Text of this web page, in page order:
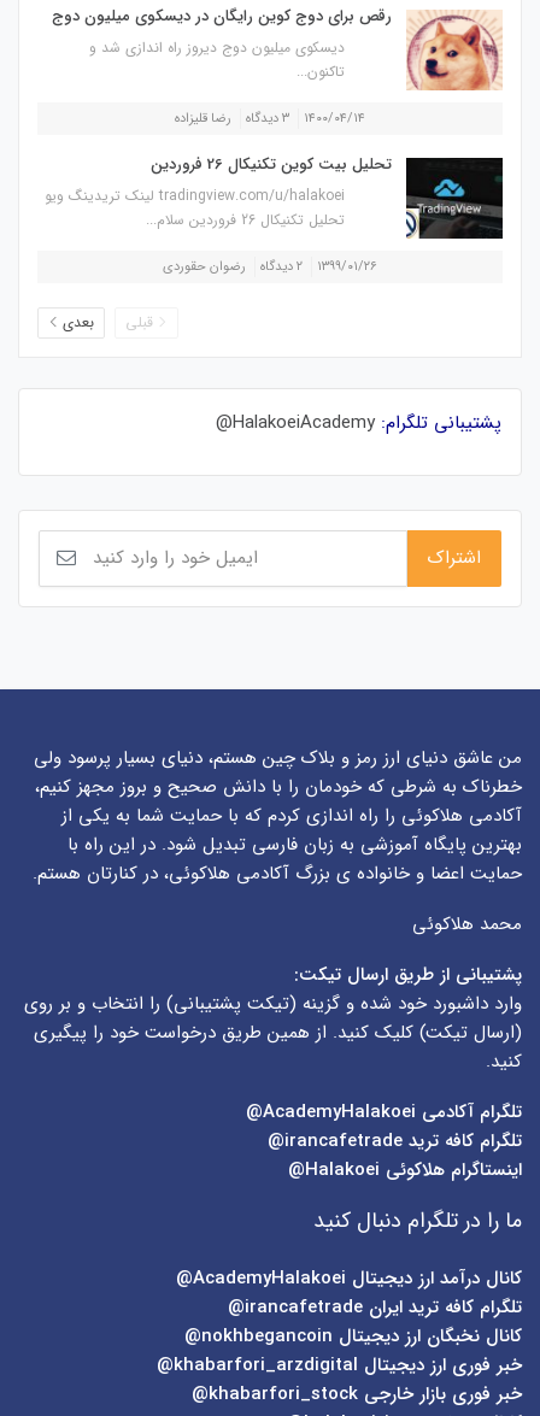
رقص برای دوج کوین رایگان در دیسکوی میلیون دوج
دیسکوی میلیون دوج دیروز راه اندازی شد و
تاکنون...
۱۴۰۰/۰۴/۱۴ ۳ دیدگاه رضا قلیزاده
تحلیل بیت کوین تکنیکال 26 فروردین
tradingview.com/u/halakoei لینک تریدینگ ویو
تحلیل تکنیکال 26 فروردین سلام...
۱۳۹۹/۰۱/۲۶ ۲ دیدگاه رضوان حقوردی
قبلی بعدی
پشتیبانی تلگرام: HalakoeiAcademy@
من عاشق دنیای ارز رمز و بلاک چین هستم، دنیای بسیار پرسود ولی
خطرناک به شرطی که خودمان را با دانش صحیح و بروز مجهز کنیم،
آکادمی هلاکوئی را راه اندازی کردم که با حمایت شما به یکی از
بهترین پایگاه آموزشی به زبان فارسی تبدیل شود. در این راه با
حمایت اعضا و خانواده ی بزرگ آکادمی هلاکوئی، در کنارتان هستم.
محمد هلاکوئی
پشتیبانی از طریق ارسال تیکت:
وارد داشبورد خود شده و گزینه (تیکت پشتیبانی) را انتخاب و بر روی
(ارسال تیکت) کلیک کنید. از همین طریق درخواست خود را پیگیری
کنید.
تلگرام آکادمی
تلگرام کافه ترید irancafetrade@
اینستاگرام هلاکوئی Halakoei@
ما را در تلگرام دنبال کنید
کانال درآمد ارز دیجیتال AcademyHalakoei@
تلگرام کافه ترید ایران irancafetrade@
کانال نخبگان ارز دیجیتال nokhbegancoin@
خبر فوری ارز دیجیتال khabarfori_arzdigital@
خبر فوری بازار خارجی khabarfori_stock@